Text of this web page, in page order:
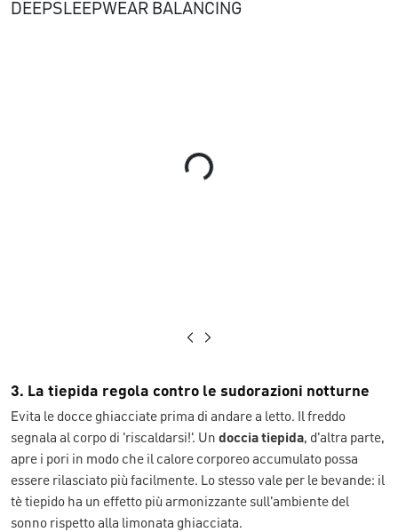
DEEPSLEEPWEAR BALANCING
Loading...
3. La tiepida regola contro le sudorazioni notturne
Evita le docce ghiacciate prima di andare a letto. Il freddo
segnala al corpo di 'riscaldarsi!'. Un doccia tiepida, d'altra parte,
apre i pori in modo che il calore corporeo accumulato possa
essere rilasciato più facilmente. Lo stesso vale per le bevande: il
tè tiepido ha un effetto più armonizzante sull'ambiente del
sonno rispetto alla limonata ghiacciata.